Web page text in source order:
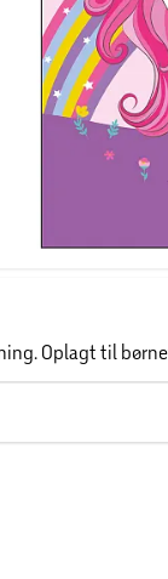
Oplagt til